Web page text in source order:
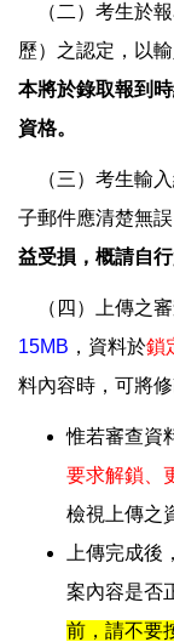
（二）考生於報
歷）之認定，以
本將於錄取報到
資格。
（三）考生輸入
子郵件應清楚無誤
益受損，概請自行
（四）上傳之
15MB ，資料於鎖
料內容時，可將
惟若審查資
要求解鎖、
檢視上傳之
上傳完成後
案內容是否
前，請不要